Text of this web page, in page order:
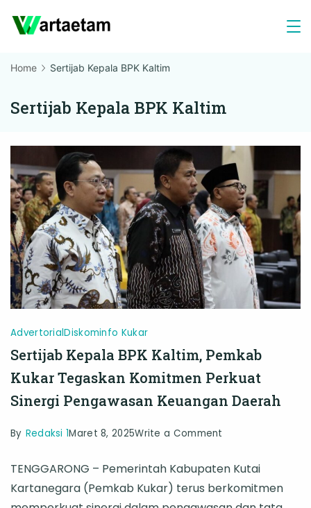
Home Sertijab Kepala BPK Kaltim
Sertijab Kepala BPK Kaltim
AdvertorialDiskominfo Kukar
Sertijab Kepala BPK Kaltim, Pemkab
Kukar Tegaskan Komitmen Perkuat
Sinergi Pengawasan Keuangan Daerah
By Redaksi 1Maret 8, 2025Write a Comment
Kepala
BPK
TENGGARONG – Pemerintah Kabupaten Kutai
Kartanegara (Pemkab Kukar) terus berkomitmen